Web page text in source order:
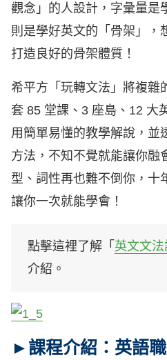
觀念」的人設計，字彙量是
則是學好英文的「骨架」，
打造良好的骨架體質！
希平方「玩轉文法」將複雜
套 85 堂課、3 座島、12 大
用簡單易懂的教學解說，並
方法，不知不覺就能讓你融
型、詞性再也難不倒你，十
讓你一次就能學會！
點擊這裡了解「 英文文
介紹。
►課程介紹：英語